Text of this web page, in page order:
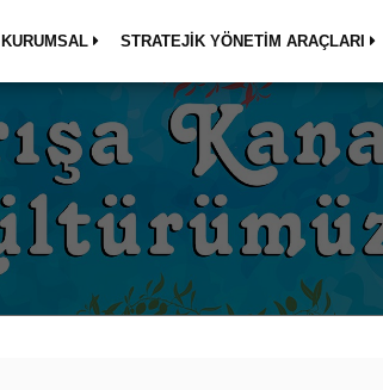
KURUMSAL STRATEJİK YÖNETİM ARAÇLARI